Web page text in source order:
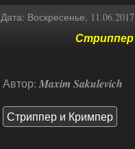
Дата: Воскресенье,
Стриппер
Автор: Maxim Sakulevich
Стриппер и Кримпер